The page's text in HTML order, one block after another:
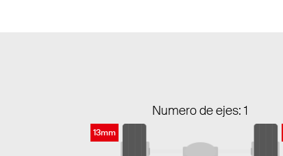
Numero de ejes: 1
13mm